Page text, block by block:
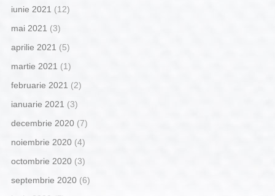
iunie 2021 (12)
mai 2021 (3)
aprilie 2021 (5)
martie 2021 (1)
februarie 2021 (2)
ianuarie 2021 (3)
decembrie 2020(7)
noiembrie 2020(4)
octombrie 2020(3)
septembrie 2020(6)